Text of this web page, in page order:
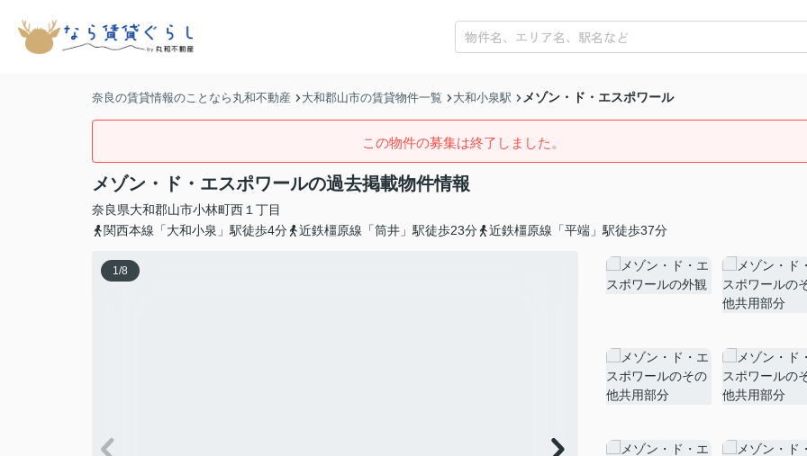
奈良の賃貸情報のことなら丸和不動産 大和郡山市の賃貸物件一覧 大和小泉駅 メゾン・ド・エスポワール
この物件の募集は終了しました。
メゾン・ド・エスポワールの過去掲載物件情報
奈良県大和郡山市小林町西 １丁目
関西本線「大和小泉」駅徒歩4分
近鉄橿原線「筒井」駅徒歩23分 近鉄橿原線「平端」駅徒歩37分
1/8